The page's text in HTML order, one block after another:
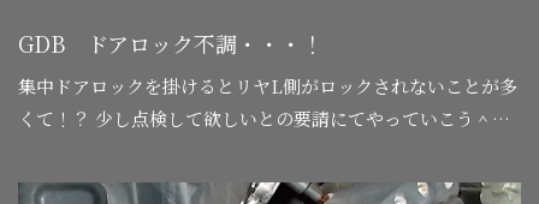
GDB ドアロック不調・・・！
集中ドアロックを掛けるとリヤL側がロックされないことが多
くて！？ 少し点検して欲しいとの要請にてやっていこう＾＾
い！…